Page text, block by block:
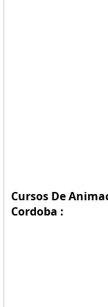
Cursos De
Cordoba :